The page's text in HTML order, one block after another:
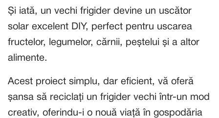
Și iată, un vechi frigider devine un uscător
solar excelent DIY, perfect pentru uscarea
fructelor, legumelor, cărnii, peștelui și a altor
alimente.
Acest proiect simplu, dar eficient, vă oferă
șansa să reciclați un frigider vechi într-un mod
creativ, oferindu-i o nouă viață în gospodăria